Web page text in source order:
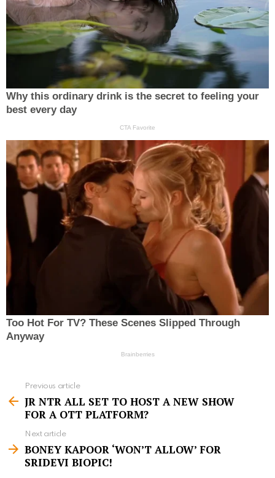
e
m
Previous article
JR NTR ALL SET TO HOST A NEW SHOW
FOR A OTT PLATFORM?
Next article
BONEY KAPOOR ‘WON’T ALLOW’ FOR
SRIDEVI BIOPIC!